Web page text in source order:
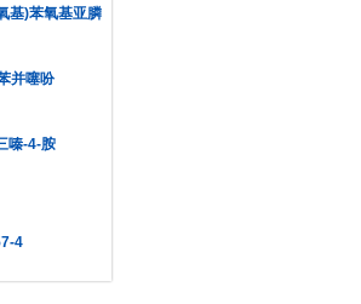
基)苯氧基亚膦
并噻吩
嗪-4-胺
4